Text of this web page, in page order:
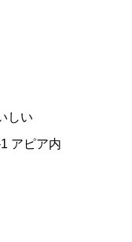
しい
アピア内